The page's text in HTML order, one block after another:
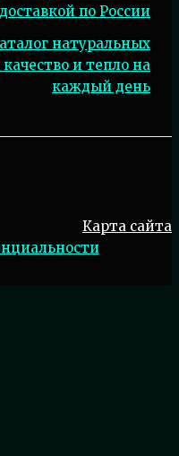
по России
натуральных
и тепло на
каждый день
Карта сайта